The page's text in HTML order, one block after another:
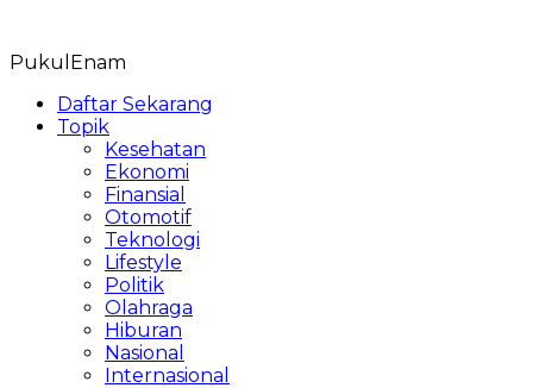
content
PukulEnam
Daftar Sekarang
Topik
Kesehatan
Ekonomi
Finansial
Otomotif
Teknologi
Lifestyle
Politik
Olahraga
Hiburan
Nasional
Internasional